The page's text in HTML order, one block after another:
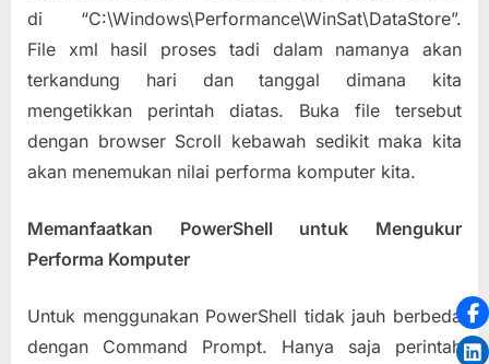
di “C:\Windows\Performance\WinSat\DataStore”.
File xml hasil proses tadi dalam namanya akan
terkandung hari dan tanggal dimana kita
mengetikkan perintah diatas. Buka file tersebut
dengan browser Scroll kebawah sedikit maka kita
akan menemukan nilai performa komputer kita.
Memanfaatkan PowerShell untuk Mengukur
Performa Komputer
Untuk menggunakan PowerShell tidak jauh berbeda
dengan Command Prompt. Hanya saja perintah